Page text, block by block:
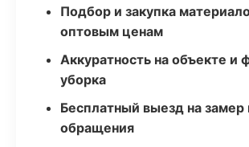
Подбор и закупка
оптовым ценам
Аккуратность на объекте и
уборка
Бесплатный выезд на замер
обращения